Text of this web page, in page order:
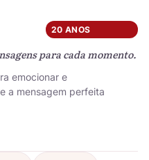
20 ANOS
para cada momento.
emocionar e
a mensagem perfeita